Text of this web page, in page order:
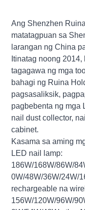
Ang Shenzhen
matatagpuan sa
larangan ng China
Itinatag noong
tagagawa ng mga
bahagi ng Ruina
pagsasaliksik,
pagbebenta ng mga
nail dust collector,
cabinet.
Kasama sa aming
LED nail lamp:
186W/168W/86W/
0W/48W/36W/24W/
rechargeable na
156W/120W/96W/